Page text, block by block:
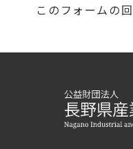
このフォームの